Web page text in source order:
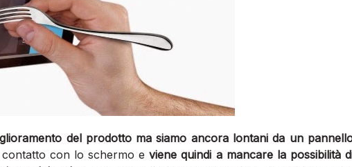
del prodotto ma siamo ancora lontani da un
contatto con lo schermo eviene quindi a mancare la possibilità